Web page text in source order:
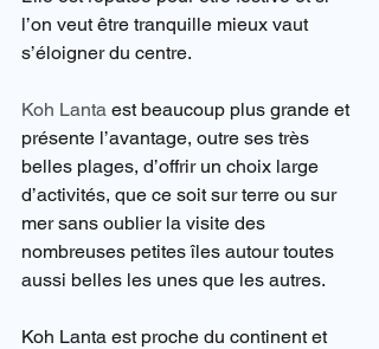
l’on veut être tranquille mieux vaut
s’éloigner du centre.
Koh Lanta est beaucoup plus grande et
présente l’avantage, outre ses très
belles plages, d’offrir un choix large
d’activités, que ce soit sur terre ou sur
mer sans oublier la visite des
nombreuses petites îles autour toutes
aussi belles les unes que les autres.
Koh Lanta est proche du continent et